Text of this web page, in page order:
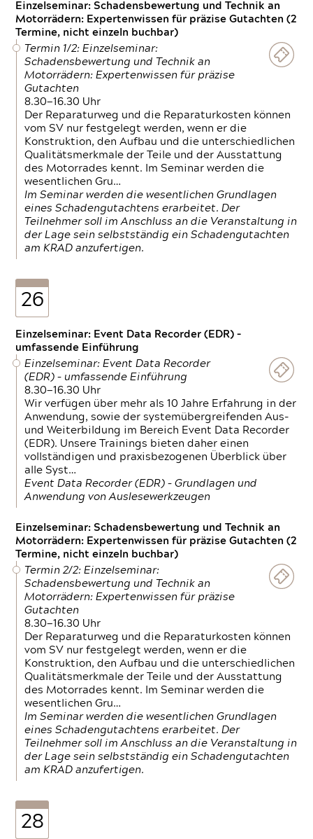
Einzelseminar: Schadensbewertung und Technik an
Motorrädern: Expertenwissen für präzise Gutachten (2
Termine, nicht einzeln buchbar)
Termin 1/2: Einzelseminar:
Schadensbewertung und Technik an
Motorrädern: Expertenwissen für präzise
Gutachten
8.30—16.30 Uhr
Der Reparaturweg und die Reparaturkosten können
vom SV nur festgelegt werden, wenn er die
Konstruktion, den Aufbau und die unterschiedlichen
Qualitätsmerkmale der Teile und der Ausstattung
des Motorrades kennt. Im Seminar werden die
wesentlichen Gru…
Im Seminar werden die wesentlichen Grundlagen
eines Schadengutachtens erarbeitet. Der
Teilnehmer soll im Anschluss an die Veranstaltung in
der Lage sein selbstständig ein Schadengutachten
am KRAD anzufertigen.
26
Einzelseminar: Event Data Recorder (EDR) –
umfassende Einführung
Einzelseminar: Event Data Recorder
(EDR) – umfassende Einführung
8.30—16.30 Uhr
Wir verfügen über mehr als 10 Jahre Erfahrung in der
Anwendung, sowie der systemübergreifenden Aus-
und Weiterbildung im Bereich Event Data Recorder
(EDR). Unsere Trainings bieten daher einen
vollständigen und praxisbezogenen Überblick über
alle Syst…
Event Data Recorder (EDR) – Grundlagen und
Anwendung von Auslesewerkzeugen
Einzelseminar: Schadensbewertung und Technik an
Motorrädern: Expertenwissen für präzise Gutachten (2
Termine, nicht einzeln buchbar)
Termin 2/2: Einzelseminar:
Schadensbewertung und Technik an
Motorrädern: Expertenwissen für präzise
Gutachten
8.30—16.30 Uhr
Der Reparaturweg und die Reparaturkosten können
vom SV nur festgelegt werden, wenn er die
Konstruktion, den Aufbau und die unterschiedlichen
Qualitätsmerkmale der Teile und der Ausstattung
des Motorrades kennt. Im Seminar werden die
wesentlichen Gru…
Im Seminar werden die wesentlichen Grundlagen
eines Schadengutachtens erarbeitet. Der
Teilnehmer soll im Anschluss an die Veranstaltung in
der Lage sein selbstständig ein Schadengutachten
am KRAD anzufertigen.
28